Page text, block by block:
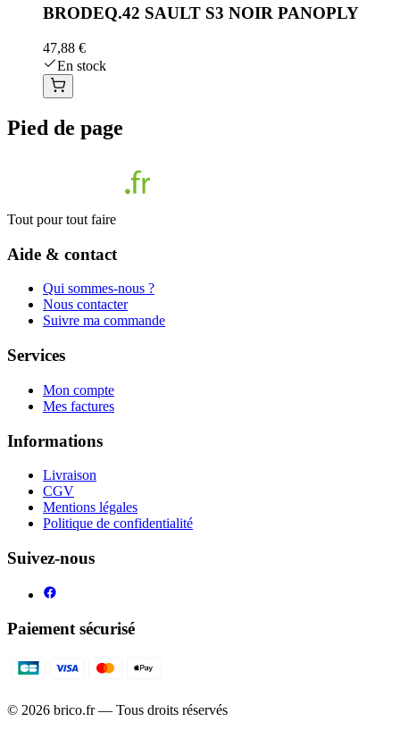
BRODEQ.42 SAULT S3 NOIR PANOPLY
47,88 €
En stock
Pied de page
Tout pour tout faire
Aide & contact
Qui sommes-nous ?
Nous contacter
Suivre ma commande
Services
Mon compte
Mes factures
Informations
Livraison
CGV
Mentions légales
Politique de confidentialité
Suivez-nous
Paiement sécurisé
© 2026 brico.fr — Tous droits réservés